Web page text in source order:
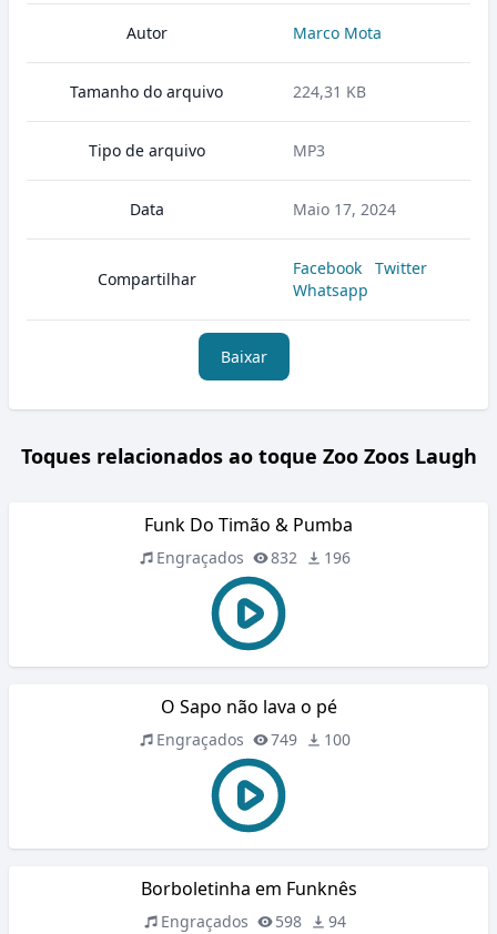
Autor Marco Mota
Tamanho do arquivo 224,31 KB
Tipo de arquivo MP3
Data Maio 17, 2024
Compartilhar
Facebook
Twitter
Whatsapp
Baixar
Toques relacionados ao toque Zoo Zoos Laugh
Funk Do Timão & Pumba
Engraçados 832 196
O Sapo não lava o pé
Engraçados 749 100
Borboletinha em Funknês
Engraçados 598 94